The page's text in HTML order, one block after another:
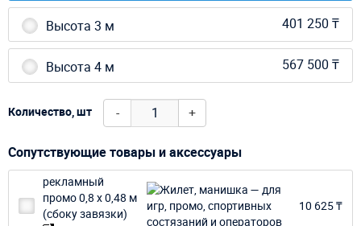
Высота 3 м 401 250 ₸
Высота 4 м 567 500 ₸
Количество, шт - +
Сопутствующие товары и аксессуары
рекламный
промо 0,8 х 0,48 м
(сбоку завязки)
10 625 ₸